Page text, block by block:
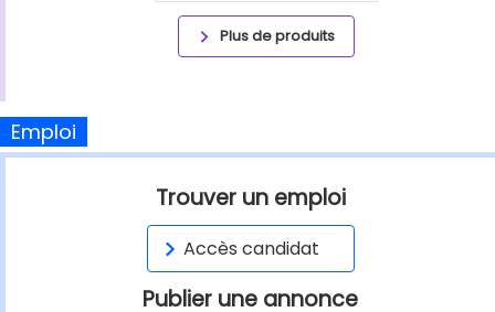
Plus de produits
Emploi
Trouver un emploi
Accès candidat
Publier une annonce